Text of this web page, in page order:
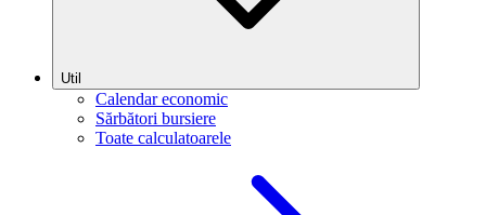
Util
Calendar economic
Sărbători bursiere
Toate calculatoarele